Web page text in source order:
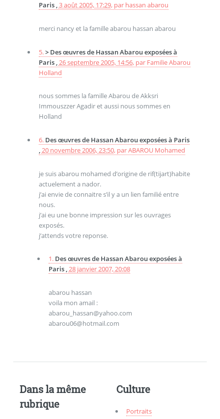
Paris ,3 août 2005, 17:29, par hassan abarou
merci nancy et la famille abarou hassan abarou
5.> Des œuvres de Hassan Abarou exposées à
Paris ,26 septembre 2005, 14:56, par Familie Abarou
Holland
nous sommes la famille Abarou de Akksri
Immouszzer Agadir et aussi nous sommes en
Holland
6. Des œuvres de Hassan Abarou exposées à Paris
,20 novembre 2006, 23:50, parABAROU Mohamed
je suis abarou mohamed d’origine de rif(tijart)habite
actuelement a nador.
j’ai envie de connaitre s’il y a un lien familié entre
nous.
j’ai eu une bonne impression sur les ouvrages
exposés.
j’attends votre reponse.
1. Des œuvres de Hassan Abarou exposées à
Paris ,28 janvier 2007, 20:08
abarou hassan
voila mon amail :
abarou_hassan@yahoo.com
abarou06@hotmail.com
Dans la même
rubrique
Culture
Portraits